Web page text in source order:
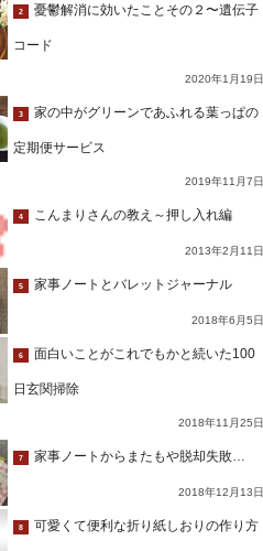
2 憂鬱解消に効いたことその２〜遺伝子
コード
2020年1月19日
3 家の中がグリーンであふれる葉っぱの
定期便サービス
2019年11月7日
4 こんまりさんの教え～押し入れ編
2013年2月11日
5 家事ノートとバレットジャーナル
2018年6月5日
6 面白いことがこれでもかと続いた100
日玄関掃除
2018年11月25日
7 家事ノートからまたもや脱却失敗…
2018年12月13日
8 可愛くて便利な折り紙しおりの作り方